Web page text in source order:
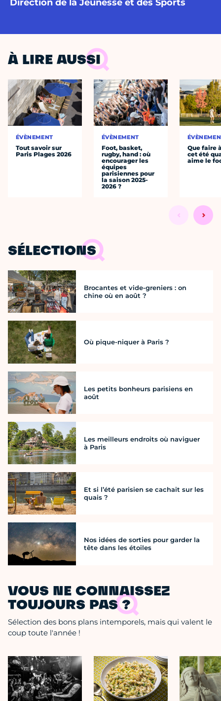
Direction de la Jeunesse et des Sports
À LIRE AUSSI
ÉVÈNEMENT
Tout savoir sur
Paris Plages 2026
ÉVÈNEMENT
Foot, basket,
rugby, hand : où
encourager les
équipes
parisiennes pour
la saison 2025-
2026 ?
Que faire
cet été
aime le
SÉLECTIONS
Brocantes et vide-greniers : on
chine où en août ?
Où pique-niquer à Paris ?
Les petits bonheurs parisiens en
août
Les meilleurs endroits où naviguer
à Paris
Et si l’été parisien se cachait sur les
quais ?
Nos idées de sorties pour garder la
tête dans les étoiles
VOUS NE CONNAISSEZ
TOUJOURS PAS ?
Sélection des bons plans intemporels, mais qui valent le
coup toute l'année !